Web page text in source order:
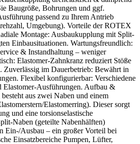
Baugröße, Bohrungen und ggf.
passend zu Ihrem Antrieb
Umgebung). Vorteile der ROTEX
Montage: Ausbaukupplung mit Split-
Einbausituationen. Wartungsfreundlich:
& Instandhaltung – weniger
Elastomer-Zahnkranz reduziert Stöße
Zuverlässig im Dauerbetrieb: Bewährt in
Flexibel konfigurierbar: Verschiedene
Elastomer-Ausführungen. Aufbau &
aus zwei Naben und einem
Elastomerring). Dieser sorgt
und eine torsionselastische
Naben (geteilte Nabenhälften)
Ein-/Ausbau – ein großer Vorteil bei
Einsatzbereiche Pumpen, Lüfter,